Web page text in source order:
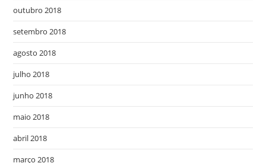
outubro 2018
setembro 2018
agosto 2018
julho 2018
junho 2018
maio 2018
abril 2018
março 2018